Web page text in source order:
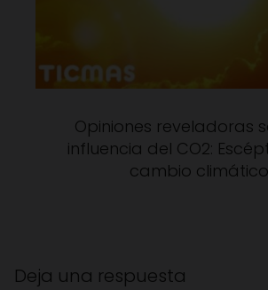
Opiniones reveladoras
influencia del CO2:
cambio climático
Deja una respuesta